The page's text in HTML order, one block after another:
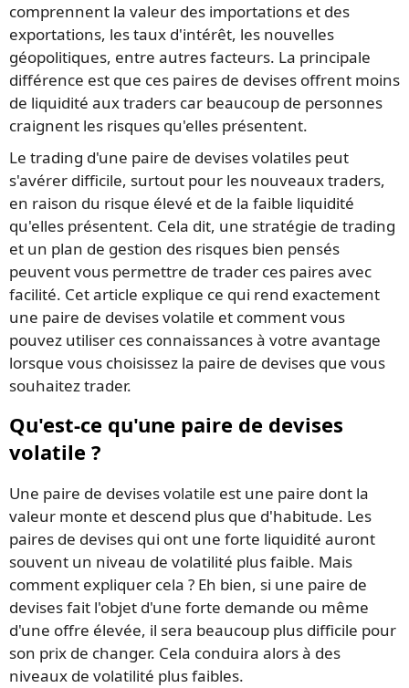
comprennent la valeur des importations et des
exportations, les taux d'intérêt, les nouvelles
géopolitiques, entre autres facteurs. La principale
différence est que ces paires de devises offrent moins
de liquidité aux traders car beaucoup de personnes
craignent les risques qu'elles présentent.
Le trading d'une paire de devises volatiles peut
s'avérer difficile, surtout pour les nouveaux traders,
en raison du risque élevé et de la faible liquidité
qu'elles présentent. Cela dit, une stratégie de trading
et un plan de gestion des risques bien pensés
peuvent vous permettre de trader ces paires avec
facilité. Cet article explique ce qui rend exactement
une paire de devises volatile et comment vous
pouvez utiliser ces connaissances à votre avantage
lorsque vous choisissez la paire de devises que vous
souhaitez trader.
Qu'est-ce qu'une paire de devises
volatile ?
Une paire de devises volatile est une paire dont la
valeur monte et descend plus que d'habitude. Les
paires de devises qui ont une forte liquidité auront
souvent un niveau de volatilité plus faible. Mais
comment expliquer cela ? Eh bien, si une paire de
devises fait l'objet d'une forte demande ou même
d'une offre élevée, il sera beaucoup plus difficile pour
son prix de changer. Cela conduira alors à des
niveaux de volatilité plus faibles.